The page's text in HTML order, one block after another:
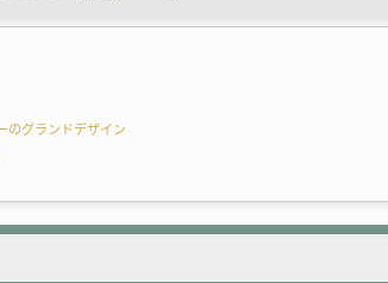
のグランドデザイン